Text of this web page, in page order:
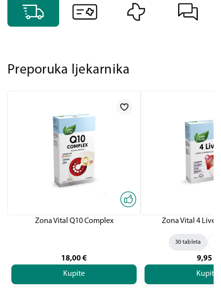
Preporuka ljekarnika
Zona Vital Q10 Complex
18,00€
Kupite
Zona Vital 4
30 tableta
9,95
Kupite